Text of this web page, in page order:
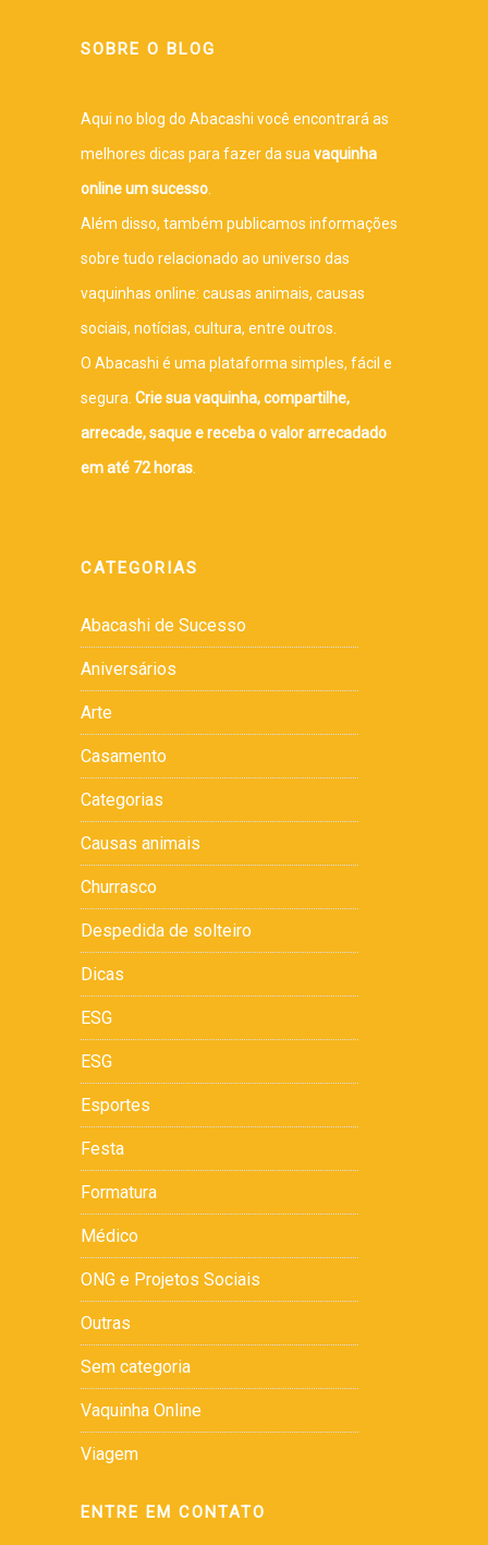
SOBRE O BLOG
Aqui no blog do Abacashi você encontrará as
melhores dicas para fazer da suavaquinha
online um sucesso.
Além disso, também publicamos informações
sobre tudo relacionado ao universo das
vaquinhas online: causas animais, causas
sociais, notícias, cultura, entre outros.
O Abacashi é uma plataforma simples, fácil e
segura. Crie sua vaquinha, compartilhe,
arrecade, saque e receba o valor arrecadado
em até 72 horas.
CATEGORIAS
Abacashi de Sucesso
Aniversários
Arte
Casamento
Categorias
Causas animais
Churrasco
Despedida de solteiro
Dicas
ESG
ESG
Esportes
Festa
Formatura
Médico
ONG e Projetos Sociais
Outras
Sem categoria
Vaquinha Online
Viagem
ENTRE EM CONTATO